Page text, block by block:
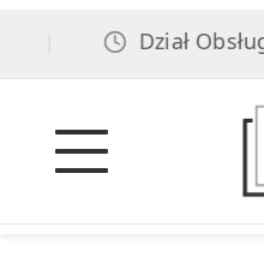
Dział Obsługi